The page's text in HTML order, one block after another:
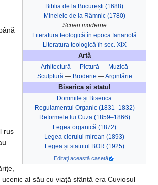
Biblia de la București (1688)
Mineiele de la Râmnic (1780)
Scrieri moderne
Literatura teologică în epoca fanariotă
Literatura teologică în sec. XIX
Artă
Arhitectură — Pictură — Muzică
Sculptură— Broderie —Argintărie
Biserica și statul
Domniile și Biserica
Regulamentul Organic (1831–1832)
Reformele lui Cuza (1859–1866)
Legea organică (1872)
Legea clerului mirean (1893)
Legea și statutul BOR (1925)
Editaţi această casetă
rus
al său cu viață sfântă era Cuviosul